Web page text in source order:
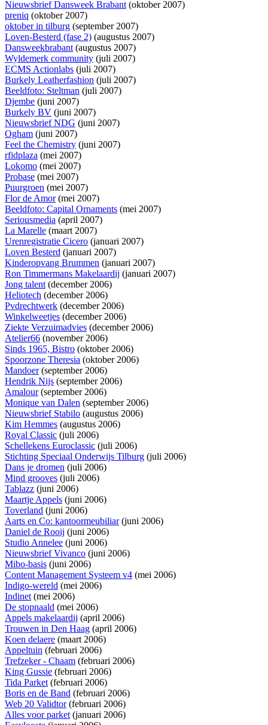
Nieuwsbrief Dansweek Brabant(oktober 2007)
preniq (oktober 2007)
oktober in tilburg (september 2007)
Loven-Besterd (fase 2) (augustus 2007)
Dansweekbrabant(augustus 2007)
Wyldemerk community (juli 2007)
ECMS Actionlabs (juli 2007)
Burkely Leatherfashion (juli 2007)
Beeldfoto: Steltman (juli 2007)
Djembe (juni 2007)
Burkely BV (juni 2007)
Nieuwsbrief NDG (juni 2007)
Ogham (juni 2007)
Feel the Chemistry (juni 2007)
rfidplaza (mei 2007)
Lokomo (mei 2007)
Probase (mei 2007)
Puurgroen (mei 2007)
Flor de Amor(mei 2007)
Beeldfoto: Capital Ornaments (mei 2007)
Seriousmedia (april 2007)
La Marelle (maart 2007)
Urenregistratie Cicero (januari 2007)
Loven Besterd (januari 2007)
Kinderopvang Brummen (januari 2007)
Ron Timmermans Makelaardij (januari 2007)
Jong talent(december 2006)
Heliotech (december 2006)
Pvdrechtwerk (december 2006)
Winkelweetjes (december 2006)
Ziekte Verzuimadvies (december 2006)
Atelier66 (november 2006)
Sinds 1965, Bistro (oktober 2006)
Spoorzone Theresia (oktober 2006)
Mandoer(september 2006)
Hendrik Nijs (september 2006)
Amalour(september 2006)
Monique van Dalen (september 2006)
Nieuwsbrief Stabilo (augustus 2006)
Kim Hemmes (augustus 2006)
Royal Classic (juli 2006)
Schellekens Euroclassic (juli 2006)
Stichting Speciaal Onderwijs Tilburg (juli 2006)
Dans je dromen (juli 2006)
Mind grooves (juli 2006)
Tablazz (juni 2006)
Maartje Appels (juni 2006)
Toverland (juni 2006)
Aarts en Co: kantoormeubiliar(juni 2006)
Daniel de Rooij (juni 2006)
Studio Annelee (juni 2006)
Nieuwsbrief Vivanco (juni 2006)
Mibo-basis (juni 2006)
Content Management Systeem v4 (mei 2006)
Indigo-wereld (mei 2006)
Indinet(mei 2006)
De stopnaald (mei 2006)
Appels makelaardij (april 2006)
Trouwen in Den Haag (april 2006)
Koen delaere (maart 2006)
Appeltuin (februari 2006)
Trefzeker - Chaam (februari 2006)
King Gussie (februari 2006)
Tida Parket(februari 2006)
Boris en de Band (februari 2006)
Web 20 Validtor(februari 2006)
Alles voor parket(januari 2006)